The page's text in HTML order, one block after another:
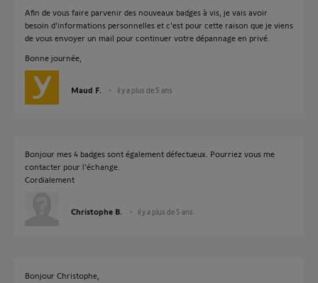
Afin de vous faire parvenir des nouveaux badges à vis, je vais avoir
besoin d'informations personnelles et c'est pour cette raison que je viens
de vous envoyer un mail pour continuer votre dépannage en privé.
Bonne journée,
Maud F. il y a plus de 5 ans
Bonjour mes 4 badges sont également défectueux. Pourriez vous me
contacter pour l'échange.
Cordialement
Christophe B. il y a plus de 5 ans
Bonjour Christophe,